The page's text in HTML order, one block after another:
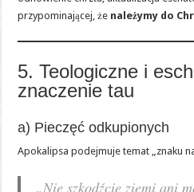
przypominającej, że należymy do
5. Teologiczne i
znaczenie tau
a) Pieczęć odkupionych
Apokalipsa podejmuje temat „znaku
„Nie szkodźcie ziemi ani